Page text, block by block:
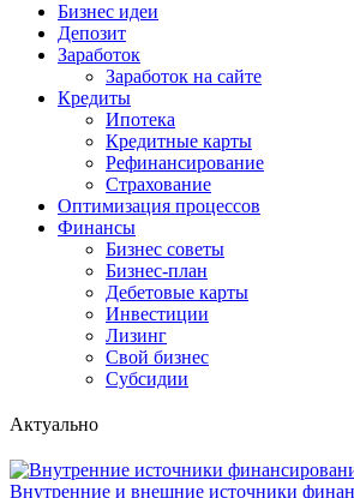
Бизнес идеи
Депозит
Заработок
Заработок на сайте
Кредиты
Ипотека
Кредитные карты
Рефинансирование
Страхование
Оптимизация процессов
Финансы
Бизнес советы
Бизнес-план
Дебетовые карты
Инвестиции
Лизинг
Свой бизнес
Субсидии
Актуально
Внутренние и внешние источники